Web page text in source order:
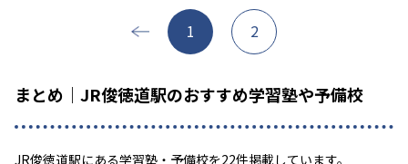
1 2
まとめ｜JR俊徳道駅のおすすめ学習塾や予備校
JR俊徳道駅にある学習塾・予備校を22件掲載しています。